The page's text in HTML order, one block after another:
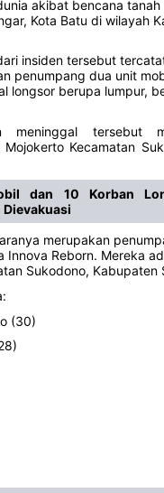
akibat bencana tanah
Kota Batu di wilayah
insiden tersebut
penumpang dua unit
longsor berupa lumpur,
meninggal tersebut
Mojokerto Kecamatan
dan 10 Korban
merupakan
Innova Reborn. Mereka
Sukodono, Kabupaten
(30)